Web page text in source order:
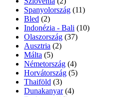
Spanyolország (11)
Bled (2)
Indonézia - Bali (10)
Olaszország (37)
Ausztria (2)
Málta (5)
Németország (4)
Horvátország (5)
Thaiföld (3)
Dunakanyar (4)